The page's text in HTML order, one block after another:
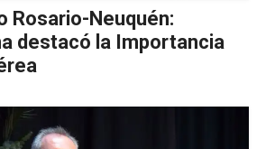
Rosario-Neuquén:
destacó la Importancia